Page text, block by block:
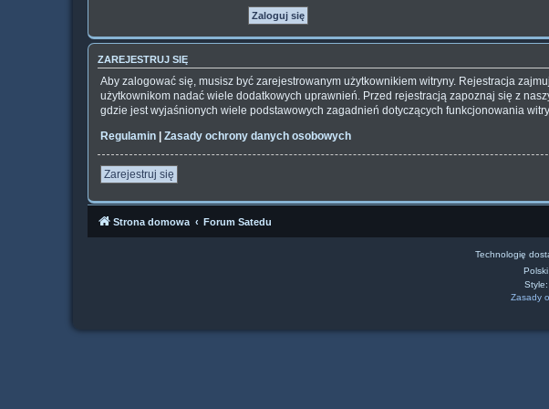
ZAREJESTRUJ SIĘ
Aby zalogować się, musisz być zarejestrowanym użytkownikiem witryny. Rejestracja
użytkownikom nadać wiele dodatkowych uprawnień. Przed rejestracją zapoznaj się z
gdzie jest wyjaśnionych wiele podstawowych zagadnień dotyczących funkcjonowania
Regulamin | Zasady ochrony danych osobowych
Zarejestruj się
Strona domowa Forum Satedu
Technologię
Zasady